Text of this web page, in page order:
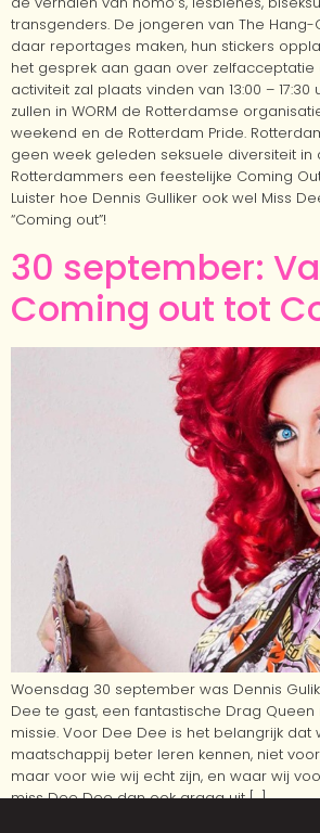
transgenders. De jongeren van The Hang-
daar reportages maken, hun stickers
het gesprek aan gaan over zelfacceptatie
activiteit zal plaats vinden van 13:00 – 17:30
zullen in WORM de Rotterdamse
weekend en de Rotterdam Pride.
geen week geleden seksuele diversiteit
Rotterdammers een feestelijke Coming
Luister hoe Dennis Gulliker ook wel Miss
“Coming out”!
30 september:
Coming out tot
Woensdag 30 september was Dennis
Dee te gast, een fantastische Drag
missie. Voor Dee Dee is het belangrijk dat
maatschappij beter leren kennen, niet
maar voor wie wij echt zijn, en waar wij
miss Dee Dee dan ook graag uit […]